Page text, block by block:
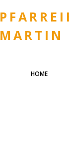
MARTIN
HOME